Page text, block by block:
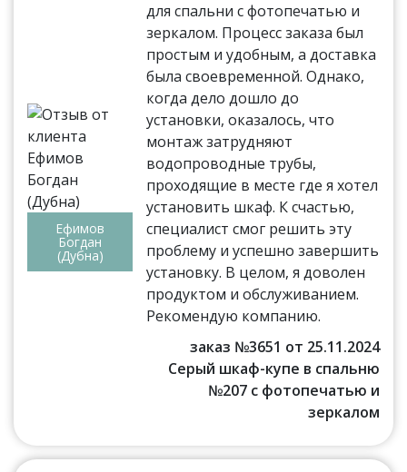
Ефимов
Богдан
(Дубна)
для спальни с фотопечатью и
зеркалом. Процесс заказа был
простым и удобным, а доставка
была своевременной. Однако,
когда дело дошло до
установки, оказалось, что
монтаж затрудняют
водопроводные трубы,
проходящие в месте где я хотел
установить шкаф. К счастью,
специалист смог решить эту
проблему и успешно завершить
установку. В целом, я доволен
продуктом и обслуживанием.
Рекомендую компанию.
заказ №3651 от 25.11.2024
Серый шкаф-купе в спальню
№207 с фотопечатью и
зеркалом